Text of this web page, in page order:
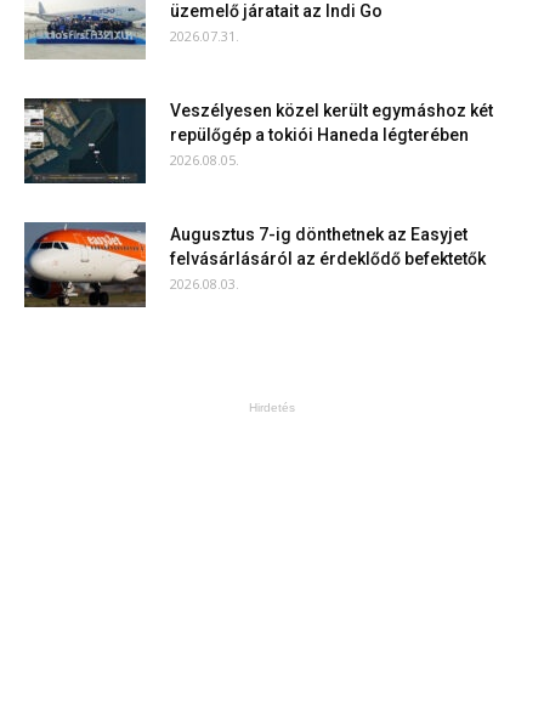
üzemelő járatait az Indi Go
2026.07.31.
Veszélyesen közel került egymáshoz két
repülőgép a tokiói Haneda légterében
2026.08.05.
Augusztus 7-ig dönthetnek az Easyjet
felvásárlásáról az érdeklődő befektetők
2026.08.03.
Hirdetés